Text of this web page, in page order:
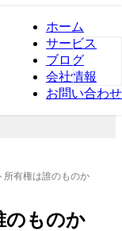
ホーム
サービス
ブログ
会社情報
お問い合わせ
所有権は誰のものか
のものか